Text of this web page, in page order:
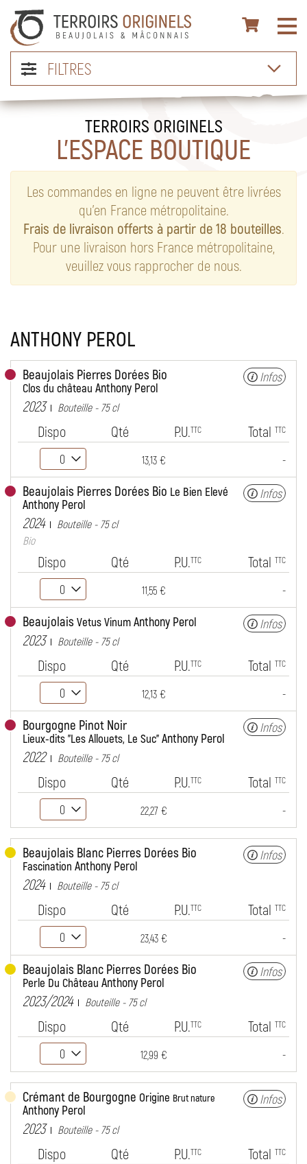
FILTRES
TERROIRS ORIGINELS
L’ESPACE BOUTIQUE
Les commandes en ligne ne peuvent être livrées
qu’en France métropolitaine.
Frais de livraison offerts à partir de 18 bouteilles.
Pour une livraison hors France métropolitaine,
veuillez vous rapprocher de nous.
ANTHONY PEROL
Beaujolais Pierres Dorées Bio
Clos du château Anthony Perol
2023 Bouteille - 75 cl
Infos
Dispo Qté P.U.TTC Total TTC
13,13 € -
Beaujolais Pierres Dorées Bio Le Bien Elevé
Anthony Perol
2024
Bouteille - 75 cl
Bio
Infos
Dispo Qté P.U.TTC Total TTC
11,55 € -
Beaujolais Vetus Vinum Anthony Perol
2023 Bouteille - 75 cl
Infos
Dispo Qté P.U.TTC Total TTC
12,13 € -
Bourgogne Pinot Noir
Lieux-dits "Les Allouets, Le Suc" Anthony Perol
2022 Bouteille - 75 cl
Infos
Dispo Qté P.U.TTC Total TTC
22,27 € -
Beaujolais Blanc Pierres Dorées Bio
Fascination Anthony Perol
2024 Bouteille - 75 cl
Infos
Dispo Qté P.U.TTC Total TTC
23,43 € -
Beaujolais Blanc Pierres Dorées Bio
Perle Du Château Anthony Perol
2023/2024 Bouteille - 75 cl
Infos
Dispo Qté P.U.TTC Total TTC
12,99 € -
Crémant de Bourgogne Origine Brut nature
Anthony Perol
2023 Bouteille - 75 cl
Infos
Dispo Qté P.U.TTC Total TTC